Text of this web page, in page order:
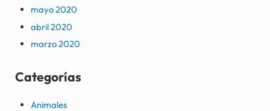
mayo 2020
abril 2020
marzo 2020
Categorías
Animales